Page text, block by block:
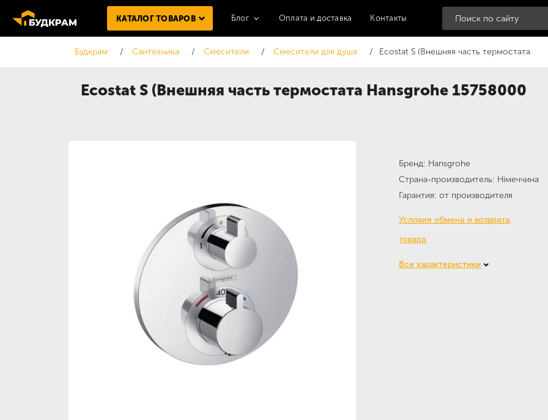
КАТАЛОГ ТОВАРОВ Блог Оплата и доставка Контакты
Будкрам Сантехника Смесители Смесители для душа Ecostat S (Внешняя часть термостата
Ecostat S (Внешняя часть термостата Hansgrohe 15758000
Бренд Hansgrohe
Страна-производитель Німеччина
Гарантия от производителя
Условия обмена и возврата
товара
Все характеристики